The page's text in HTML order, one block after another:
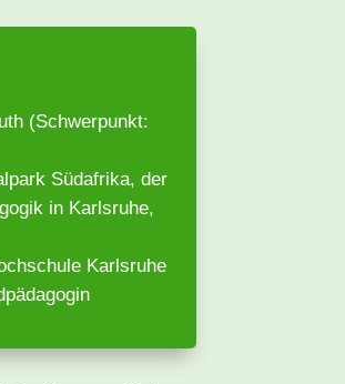
(Schwerpunkt:
Südafrika, der
in Karlsruhe,
Karlsruhe